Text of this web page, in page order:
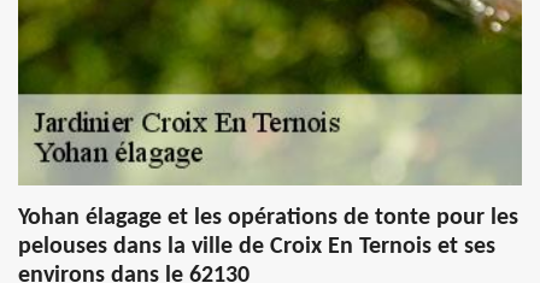
Yohan élagage et les opérations de tonte pour les
pelouses dans la ville de Croix En Ternois et ses
environs dans le 62130